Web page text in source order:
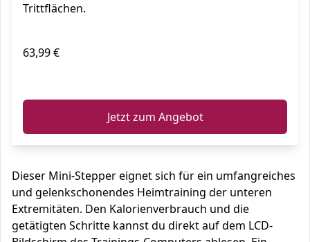
Trittflächen.
63,99 €
Jetzt zum Angebot
Dieser Mini-Stepper eignet sich für ein umfangreiches
und gelenkschonendes Heimtraining der unteren
Extremitäten. Den Kalorienverbrauch und die
getätigten Schritte kannst du direkt auf dem LCD-